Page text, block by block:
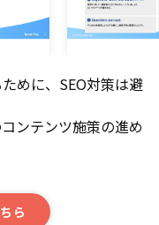
めに、SEO対策は避
ンテンツ施策の進め
ら